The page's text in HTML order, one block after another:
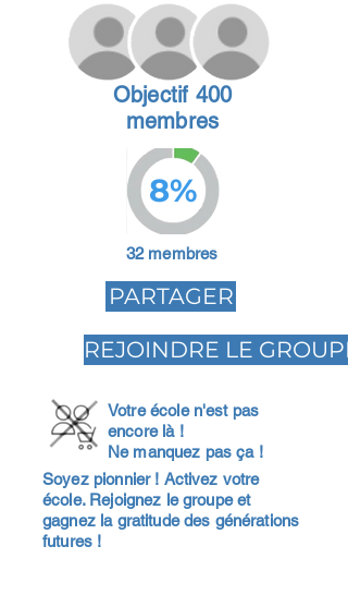
Objectif 400
membres
8%
32 membres
PARTAGER
REJOINDRE LE GROUPE
Votre école n'est pas
encore là !
Ne manquez pas ça !
Soyez pionnier ! Activez votre
école. Rejoignez le groupe et
gagnez la gratitude des générations
futures !